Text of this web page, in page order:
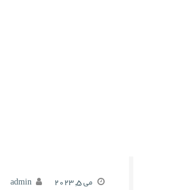
می 5, 2023 admin